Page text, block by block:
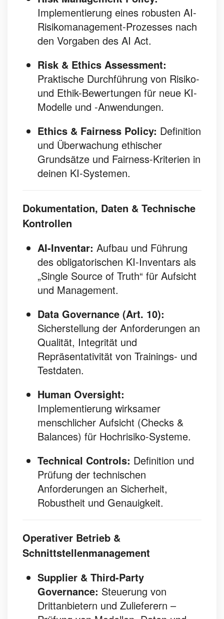
Implementierung eines robusten AI-
Risikomanagement-Prozesses nach
den Vorgaben des AI Act.
Risk & Ethics Assessment:
Praktische Durchführung von Risiko-
und Ethik-Bewertungen für neue KI-
Modelle und -Anwendungen.
Ethics & Fairness Policy: Definition
und Überwachung ethischer
Grundsätze und Fairness-Kriterien in
deinen KI-Systemen.
Dokumentation, Daten & Technische
Kontrollen
AI-Inventar: Aufbau und Führung
des obligatorischen KI-Inventars als
„Single Source of Truth“ für Aufsicht
und Management.
Data Governance (Art. 10):
Sicherstellung der Anforderungen an
Qualität, Integrität und
Repräsentativität von Trainings- und
Testdaten.
Human Oversight:
Implementierung wirksamer
menschlicher Aufsicht (Checks &
Balances) für Hochrisiko-Systeme.
Technical Controls: Definition und
Prüfung der technischen
Anforderungen an Sicherheit,
Robustheit und Genauigkeit.
Operativer Betrieb &
Schnittstellenmanagement
Supplier & Third-Party
Governance: Steuerung von
Drittanbietern und Zulieferern –